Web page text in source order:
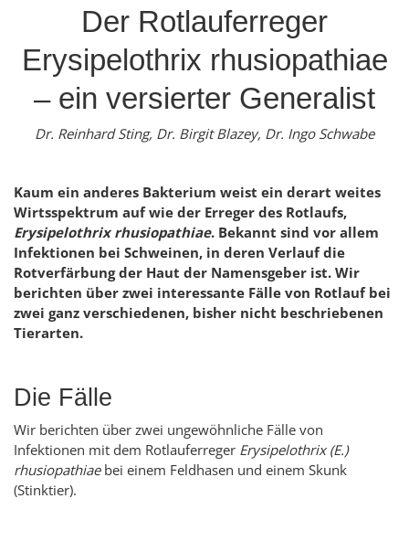
Der Rotlauferreger
Erysipelothrix rhusiopathiae
– ein versierter Generalist
Dr. Reinhard Sting, Dr. Birgit Blazey, Dr. Ingo Schwabe
Kaum ein anderes Bakterium weist ein derart weites
Wirtsspektrum auf wie der Erreger des Rotlaufs,
Erysipelothrix rhusiopathiae. Bekannt sind vor allem
Infektionen bei Schweinen, in deren Verlauf die
Rotverfärbung der Haut der Namensgeber ist. Wir
berichten über zwei interessante Fälle von Rotlauf bei
zwei ganz verschiedenen, bisher nicht beschriebenen
Tierarten.
Die Fälle
Wir berichten über zwei ungewöhnliche Fälle von
Infektionen mit dem Rotlauferreger Erysipelothrix (E.)
rhusiopathiaebei einem Feldhasen und einem Skunk
(Stinktier).